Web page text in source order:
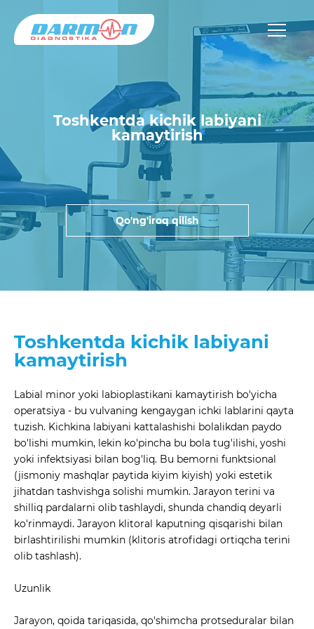
Toshkentda kichik labiyani
kamaytirish
Qo'ng'iroq qilish
Toshkentda kichik labiyani
kamaytirish
Labial minor yoki labioplastikani kamaytirish bo'yicha
operatsiya - bu vulvaning kengaygan ichki lablarini qayta
tuzish. Kichkina labiyani kattalashishi bolalikdan paydo
bo'lishi mumkin, lekin ko'pincha bu bola tug'ilishi, yoshi
yoki infektsiyasi bilan bog'liq. Bu bemorni funktsional
(jismoniy mashqlar paytida kiyim kiyish) yoki estetik
jihatdan tashvishga solishi mumkin. Jarayon terini va
shilliq pardalarni olib tashlaydi, shunda chandiq deyarli
ko'rinmaydi. Jarayon klitoral kaputning qisqarishi bilan
birlashtirilishi mumkin (klitoris atrofidagi ortiqcha terini
olib tashlash).
Uzunlik
Jarayon, qoida tariqasida, qo'shimcha protseduralar bilan